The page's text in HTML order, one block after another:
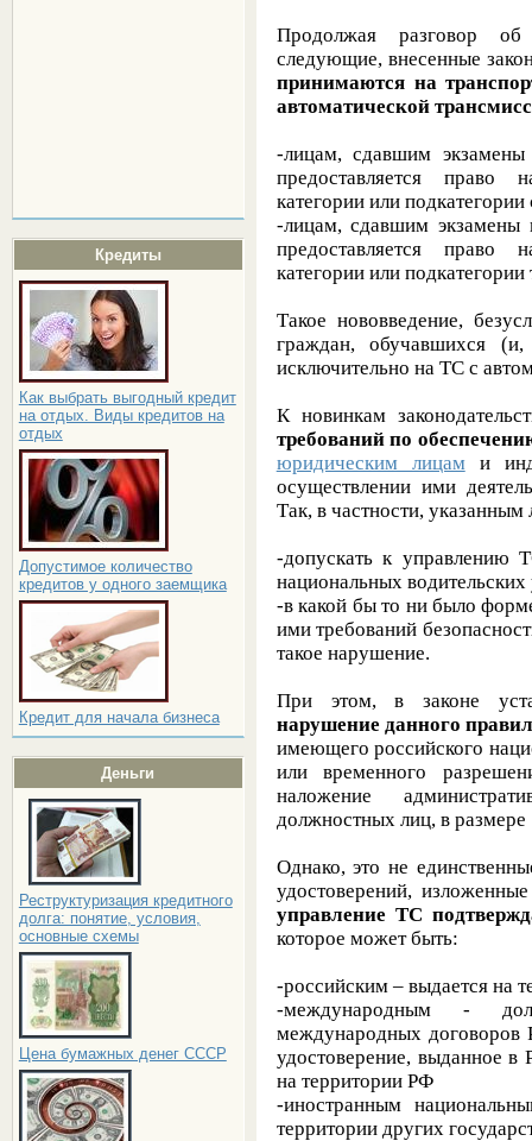
Кредиты
Как выбрать выгодный кредит
на отдых. Виды кредитов на
отдых
Допустимое количество
кредитов у одного заемщика
Кредит для начала бизнеса
Деньги
Реструктуризация кредитного
долга: понятие, условия,
основные схемы
Цена бумажных денег СССР
Продолжая разговор
следующие, внесенные
принимаются на
автоматической
-лицам, сдавшим
предоставляется право
категории или
-лицам, сдавшим экзамены
предоставляется право
категории или
Такое нововведение,
граждан, обучавшихся (и,
исключительно на ТС с
К новинкам
требований по
юридическим лицами
осуществлении ими
Так, в частности,
-допускать к управлению
национальных водительских
-в какой бы то ни было
ими требований
такое нарушение.
При этом, в законе
нарушение данного
имеющего российского
или временного
наложение
должностных лиц, в размере
Однако, это не
удостоверений,
управление ТС
которое может быть:
-российским – выдается на
-международным -
международных договоров
удостоверение, выданное в
на территории РФ
-иностранным
территории других